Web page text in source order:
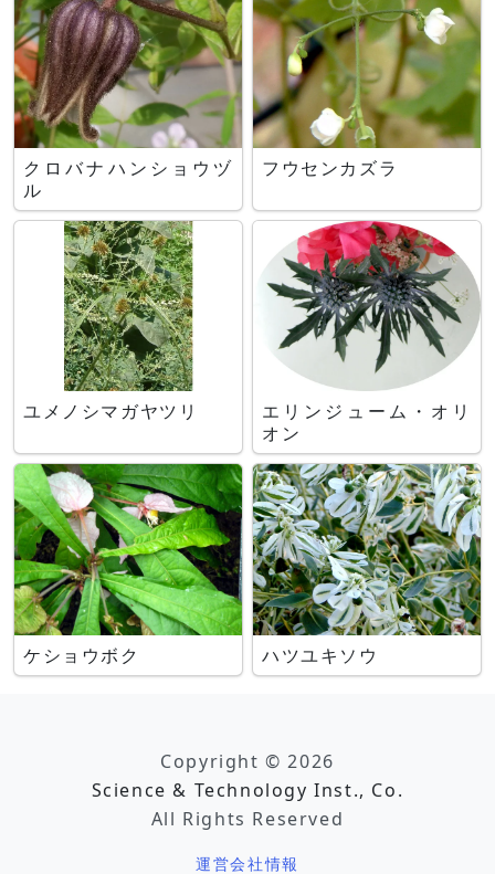
クロバナハンショウヅ
ル
フウセンカズラ
ユメノシマガヤツリ
エリンジューム・オリ
オン
ケショウボク ハツユキソウ
Copyright © 2026
Science & Technology Inst., Co.
All Rights Reserved
運営会社情報